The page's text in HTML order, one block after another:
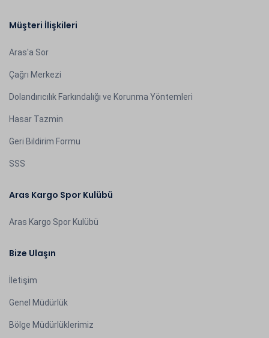
Müşteri İlişkileri
Aras'a Sor
Çağrı Merkezi
Dolandırıcılık Farkındalığı ve Korunma Yöntemleri
Hasar Tazmin
Geri Bildirim Formu
SSS
Aras Kargo Spor Kulübü
Aras Kargo Spor Kulübü
Bize Ulaşın
İletişim
Genel Müdürlük
Bölge Müdürlüklerimiz